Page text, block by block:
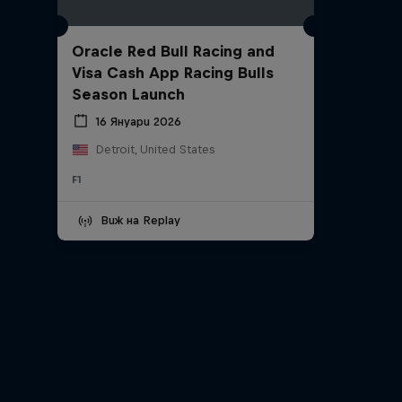
Oracle Red Bull Racing and
Visa Cash App Racing Bulls
Season Launch
16 Януари 2026
Detroit, United States
F1
Виж на Replay